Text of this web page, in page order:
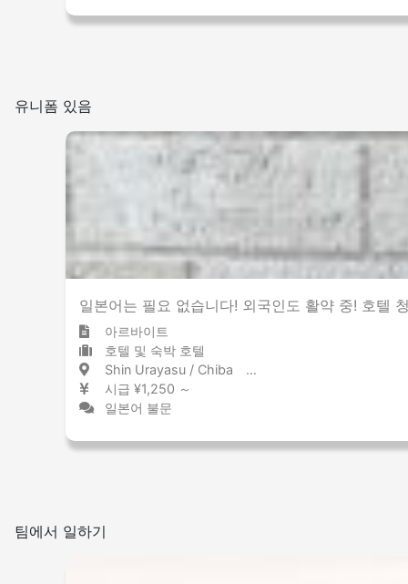
유니폼 있음
일본어는 필요 없습니다! 외국인도 활약 중! 호텔
아르바이트
호텔 및 숙박 호텔
Shin Urayasu / Chiba 新浦安 / 千葉県
시급 ¥1,250 ～
일본어 불문
팀에서 일하기